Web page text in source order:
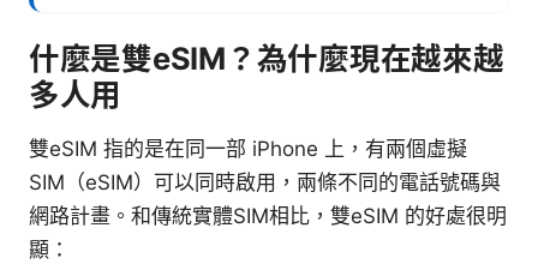
什麼是雙eSIM？為什麼現在越來越
多人用
雙eSIM 指的是在同一部 iPhone 上，有兩個虛擬
SIM（eSIM）可以同時啟用，兩條不同的電話號碼與
網路計畫。和傳統實體SIM相比，雙eSIM 的好處很明
顯：